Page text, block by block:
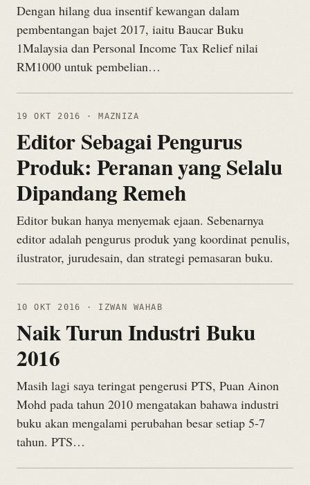
Dengan hilang dua insentif kewangan dalam
pembentangan bajet 2017, iaitu Baucar Buku
1Malaysia dan Personal Income Tax Relief nilai
RM1000 untuk pembelian…
19 OKT 2016 · MAZNIZA
Editor Sebagai Pengurus
Produk: Peranan yang Selalu
Dipandang Remeh
Editor bukan hanya menyemak ejaan. Sebenarnya
editor adalah pengurus produk yang koordinat penulis,
ilustrator, jurudesain, dan strategi pemasaran buku.
10 OKT 2016 · IZWAN WAHAB
Naik Turun Industri Buku
2016
Masih lagi saya teringat pengerusi PTS, Puan Ainon
Mohd pada tahun 2010 mengatakan bahawa industri
buku akan mengalami perubahan besar setiap 5-7
tahun. PTS…